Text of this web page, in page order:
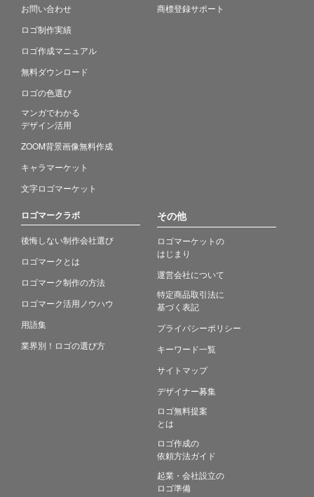
お問い合わせ
ロゴ制作実績
ロゴ作成マニュアル
無料ダウンロード
ロゴの色選び
マンガでわかる
デザイン活用
ZOOM背景画像無料作成
キャラマーケット
文字ロゴマーケット
商標登録サポート
ロゴマークラボ
後悔しない制作会社選び
ロゴマークとは
ロゴマーク制作の方法
ロゴマーク活用ノウハウ
用語集
業界別！ロゴの選び方
その他
ロゴマーケットの
はじまり
運営会社について
特定商品取引法に
基づく表記
プライバシーポリシー
キーワード一覧
サイトマップ
デザイナー募集
ロゴ無料提案
とは
ロゴ作成の
依頼方法ガイド
起業・会社設立の
ロゴ準備